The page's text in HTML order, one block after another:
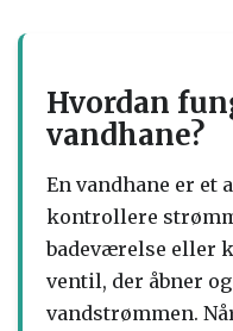
Hvordan
vandhane?
En vandhane er et
kontrollere
badeværelse eller
ventil, der åbner
vandstrømmen.